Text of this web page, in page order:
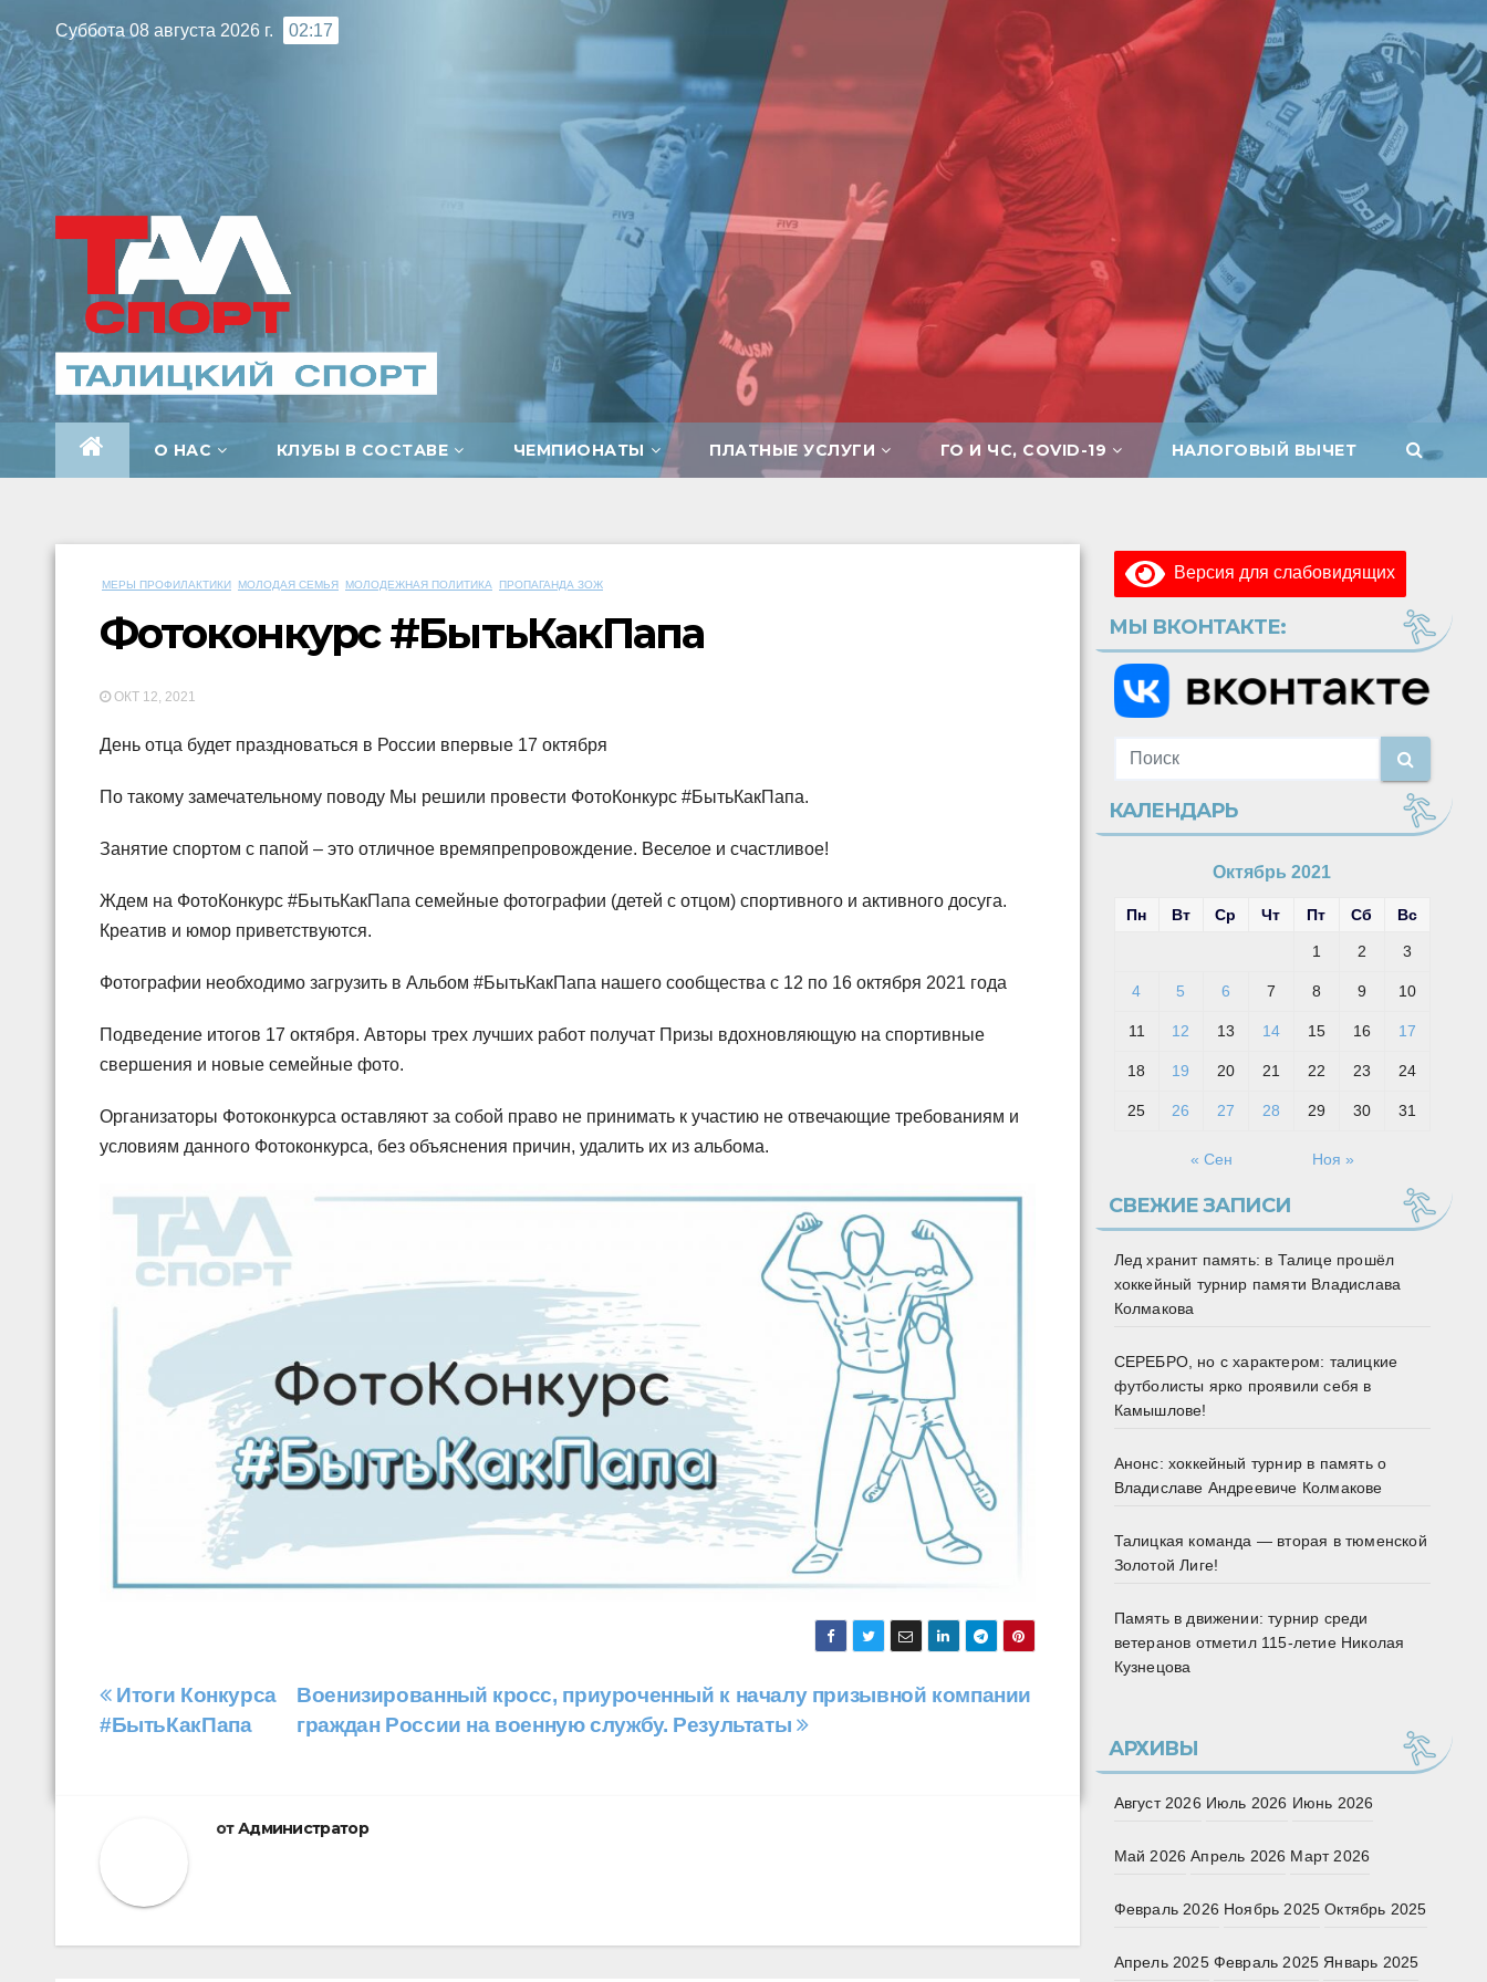
к
содержимому
Суббота 08 августа 2026 г. 02:17
О НАС КЛУБЫ В СОСТАВЕ ЧЕМПИОНАТЫ ПЛАТНЫЕ УСЛУГИ ГО И ЧС, COVID-19 НАЛОГОВЫЙ ВЫЧЕТ
МЕРЫ ПРОФИЛАКТИКИ МОЛОДАЯ СЕМЬЯ МОЛОДЕЖНАЯ ПОЛИТИКА ПРОПАГАНДА ЗОЖ
Фотоконкурс #БытьКакПапа
ОКТ 12, 2021
День отца будет праздноваться в России впервые 17 октября
По такому замечательному поводу Мы решили провести ФотоКонкурс #БытьКакПапа.
Занятие спортом с папой – это отличное времяпрепровождение. Веселое и счастливое!
Ждем на ФотоКонкурс #БытьКакПапа семейные фотографии (детей с отцом) спортивного и активного досуга.
Креатив и юмор приветствуются.
Фотографии необходимо загрузить в Альбом #БытьКакПапа нашего сообщества с 12 по 16 октября 2021 года
Подведение итогов 17 октября. Авторы трех лучших работ получат Призы вдохновляющую на спортивные
свершения и новые семейные фото.
Организаторы Фотоконкурса оставляют за собой право не принимать к участию не отвечающие требованиям и
условиям данного Фотоконкурса, без объяснения причин, удалить их из альбома.
Навигация
Военизированный кросс, приуроченный к началу призывной компании
граждан России на военную службу. Результаты
Итоги Конкурса
#БытьКакПапа
отАдминистратор
Версия для слабовидящих
МЫ ВКОНТАКТЕ:
КАЛЕНДАРЬ
Октябрь 2021
Пн Вт Ср Чт Пт Сб Вс
1 2 3
4 5 6 7 8 9 10
11 12 13 14 15 16 17
18 19 20 21 22 23 24
25 26 27 28 29 30 31
« Сен Ноя »
СВЕЖИЕ ЗАПИСИ
Лед хранит память: в Талице прошёл
хоккейный турнир памяти Владислава
Колмакова
СЕРЕБРО, но с характером: талицкие
футболисты ярко проявили себя в
Камышлове!
Анонс: хоккейный турнир в память о
Владиславе Андреевиче Колмакове
Талицкая команда — вторая в тюменской
Золотой Лиге!
Память в движении: турнир среди
ветеранов отметил 115‑летие Николая
Кузнецова
АРХИВЫ
Август 2026 Июль 2026 Июнь 2026
Май 2026 Апрель 2026 Март 2026
Февраль 2026 Ноябрь 2025 Октябрь 2025
Апрель 2025 Февраль 2025 Январь 2025